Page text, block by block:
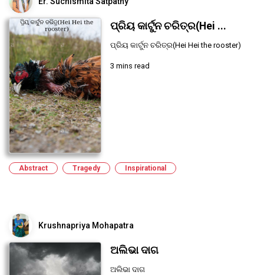
ପ୍ରିୟ କାର୍ଟୁନ ଚରିତ୍ର(Hei ...
ପ୍ରିୟ କାର୍ଟୁନ ଚରିତ୍ର(Hei Hei the rooster)
3 mins read
Abstract Tragedy Inspirational
Krushnapriya Mohapatra
ଅଲିଭା ଦାଗ
ଅଲିଭା ଦାଗ